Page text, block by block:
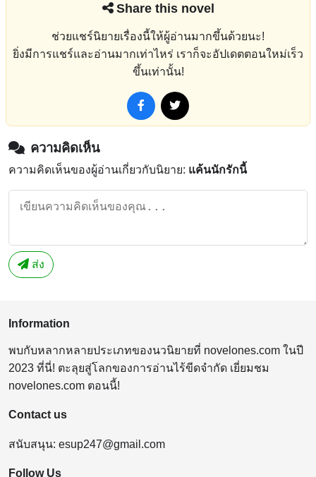
Share this novel
ช่วยแชร์นิยายเรื่องนี้ให้ผู้อ่านมากขึ้นด้วยนะ!
ยิ่งมีการแชร์และอ่านมากเท่าไหร่ เราก็จะอัปเดตตอนใหม่เร็ว
ขึ้นเท่านั้น!
ความคิดเห็น
ความคิดเห็นของผู้อ่านเกี่ยวกับนิยาย: แค้นนักรักนี้
ส่ง
Information
พบกับหลากหลายประเภทของนวนิยายที่ novelones.com ในปี
2023 ที่นี่! ตะลุยสู่โลกของการอ่านไร้ขีดจำกัด เยี่ยมชม
novelones.com ตอนนี้!
Contact us
สนับสนุน: esup247@gmail.com
Follow Us